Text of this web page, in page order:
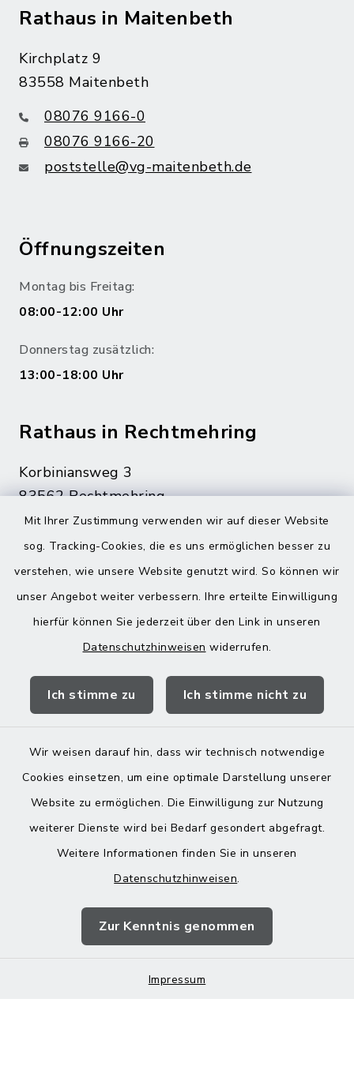
Mit Ihrer Zustimmung verwenden wir auf dieser Website
sog. Tracking-Cookies, die es uns ermöglichen besser zu
verstehen, wie unsere Website genutzt wird. So können wir
unser Angebot weiter verbessern. Ihre erteilte Einwilligung
hierfür können Sie jederzeit über den Link in unseren
Datenschutzhinweisen widerrufen.
Ich stimme zu Ich stimme nicht zu
Wir weisen darauf hin, dass wir technisch notwendige
Cookies einsetzen, um eine optimale Darstellung unserer
Website zu ermöglichen. Die Einwilligung zur Nutzung
weiterer Dienste wird bei Bedarf gesondert abgefragt.
Weitere Informationen finden Sie in unseren
Datenschutzhinweisen.
Zur Kenntnis genommen
Impressum
Rathaus in Maitenbeth
Kirchplatz 9
83558 Maitenbeth
08076 9166-0
08076 9166-20
poststelle@vg-maitenbeth.de
Öffnungszeiten
Montag bis Freitag:
08:00-12:00 Uhr
Donnerstag zusätzlich:
13:00-18:00 Uhr
Rathaus in Rechtmehring
Korbiniansweg 3
83562 Rechtmehring
08076 499
08076 8595
poststelle@vg-maitenbeth.de
Landratsamt Mühldorf
Barrierefreiheit
Impressum
Sitemap